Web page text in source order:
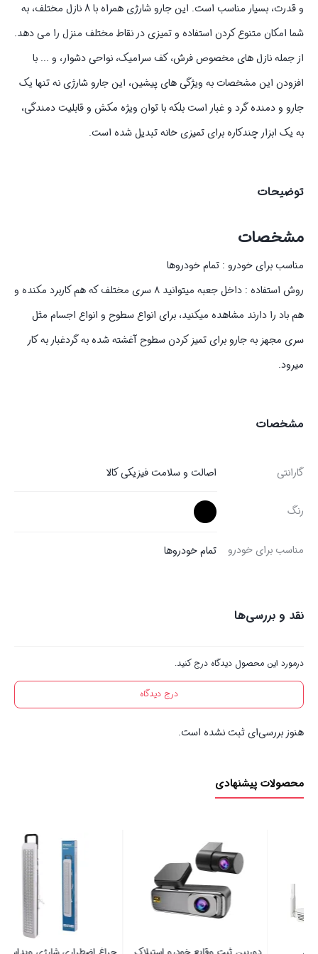
و قدرت، بسیار مناسب است. این جارو شارژی همراه با 8 نازل مختلف، به
شما امکان متنوع کردن استفاده و تمیزی در نقاط مختلف منزل را می ‌دهد.
از جمله نازل‌ های مخصوص فرش، کف سرامیک، نواحی دشوار، و ... با
افزودن این مشخصات به ویژگی‌ های پیشین، این جارو شارژی نه تنها یک
جارو و دمنده گرد و غبار است بلکه با توان ویژه مکش و قابلیت دمندگی،
به یک ابزار چندکاره برای تمیزی خانه تبدیل شده است.
توضیحات
مشخصات
مناسب برای خودرو : تمام خودروها
روش استفاده : داخل جعبه میتوانید ۸ سری مختلف که هم کاربرد مکنده و
هم باد را دارند مشاهده میکنید، برای انواع سطوح و انواع اجسام مثل
سری مجهز به جارو برای تمیز کردن سطوح آغشته شده به گردغبار به کار
میرود.
مشخصات
گارانتی اصالت و سلامت فیزیکی کالا
رنگ
مناسب برای خودرو تمام خودروها
نقد و بررسی‌ها
درمورد این محصول دیدگاه درج کنید.
درج دیدگاه
هنوز بررسی‌ای ثبت نشده است.
محصولات پیشنهادی